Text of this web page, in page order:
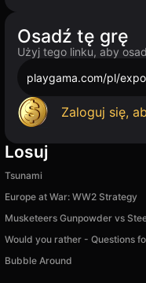
Osadź tę grę
Użyj tego linku, aby
playgama.com/pl/
Zaloguj się,
Losuj
Tsunami
Europe at War: WW2 Strategy
Musketeers Gunpowder vs
Would you rather - Questions
Bubble Around